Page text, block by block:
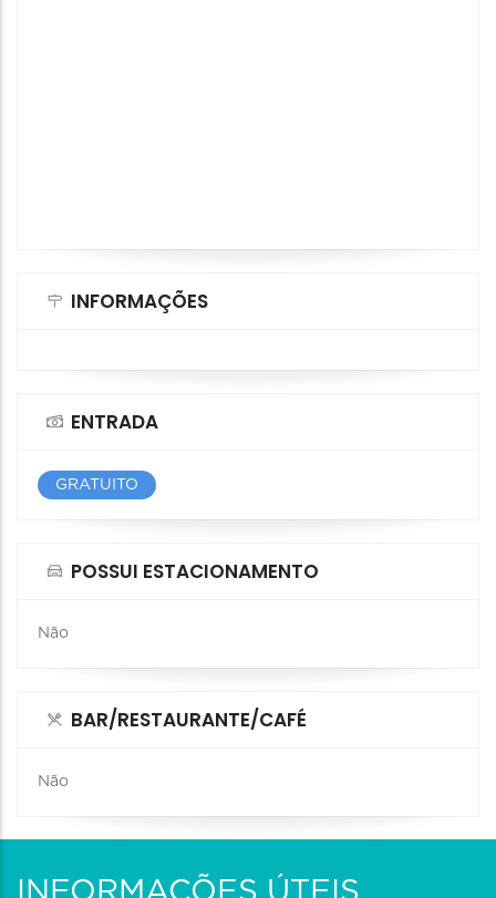
INFORMAÇÕES
ENTRADA
GRATUITO
POSSUI ESTACIONAMENTO
Não
BAR/RESTAURANTE/CAFÉ
Não